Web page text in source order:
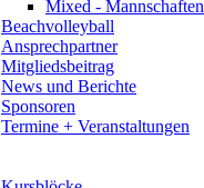
Mixed - Mannschaften
Beachvolleyball
Ansprechpartner
Mitgliedsbeitrag
News und Berichte
Sponsoren
Termine + Veranstaltungen